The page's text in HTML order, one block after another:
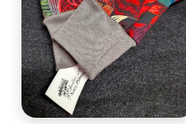
Velikost:2-4 roky